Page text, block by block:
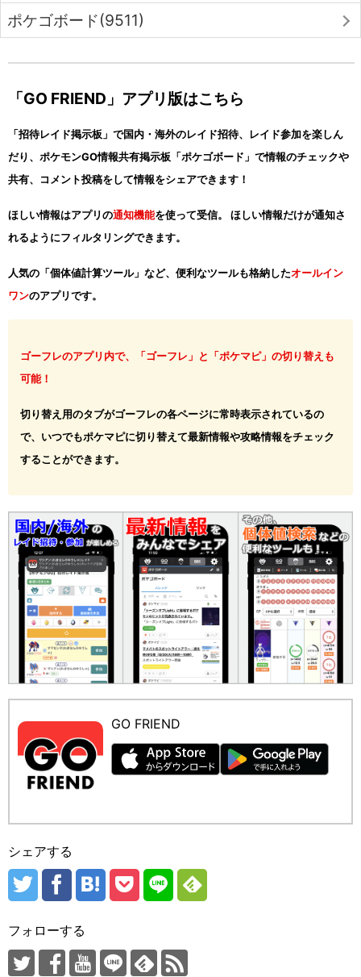
ポケゴボード(9511)
「GO FRIEND」アプリ版はこちら
「招待レイド掲示板」で国内・海外のレイド招待、レイド参加を楽しん
だり、ポケモンGO情報共有掲示板「ポケゴボード」で情報のチェックや
共有、コメント投稿をして情報をシェアできます！
ほしい情報はアプリの通知機能を使って受信。 ほしい情報だけが通知さ
れるようにフィルタリングできます。
人気の「個体値計算ツール」など、便利なツールも格納したオールイン
ワンのアプリです。
ゴーフレのアプリ内で、「ゴーフレ」と「ポケマピ」の切り替えも
可能！
切り替え用のタブがゴーフレの各ページに常時表示されているの
で、いつでもポケマピに切り替えて最新情報や攻略情報をチェック
することができます。
GO FRIEND
シェアする
フォローする